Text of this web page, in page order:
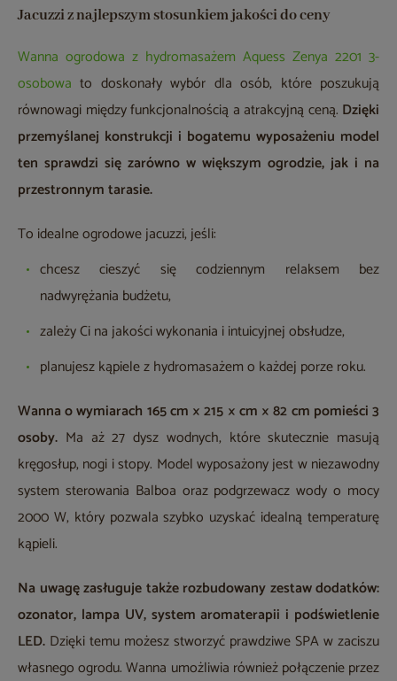
Jacuzzi z najlepszym stosunkiem jakości do ceny
Wanna ogrodowa z hydromasażem Aquess Zenya 2201 3-
osobowa to doskonały wybór dla osób, które poszukują
równowagi między funkcjonalnością a atrakcyjną ceną. Dzięki
przemyślanej konstrukcji i bogatemu wyposażeniu model
ten sprawdzi się zarówno w większym ogrodzie, jak i na
przestronnym tarasie.
To idealne ogrodowe jacuzzi, jeśli:
chcesz cieszyć się codziennym relaksem bez
nadwyrężania budżetu,
zależy Ci na jakości wykonania i intuicyjnej obsłudze,
planujesz kąpiele z hydromasażem o każdej porze roku.
Wanna o wymiarach 165 cm × 215 × cm × 82 cm pomieści 3
osoby. Ma aż 27 dysz wodnych, które skutecznie masują
kręgosłup, nogi i stopy. Model wyposażony jest w niezawodny
system sterowania Balboa oraz podgrzewacz wody o mocy
2000 W, który pozwala szybko uzyskać idealną temperaturę
kąpieli.
Na uwagę zasługuje także rozbudowany zestaw dodatków:
ozonator, lampa UV, system aromaterapii i podświetlenie
LED. Dzięki temu możesz stworzyć prawdziwe SPA w zaciszu
własnego ogrodu. Wanna umożliwia również połączenie przez